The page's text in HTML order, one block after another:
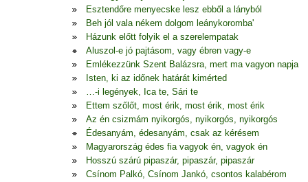
Esztendőre menyecske lesz ebből a lányból
Beh jól vala nékem dolgom leánykoromba'
Házunk előtt folyik el a szerelempatak
Aluszol-e jó pajtásom, vagy ébren vagy-e
Emlékezzünk Szent Balázsra, mert ma vagyon napja
Isten, ki az időnek határát kimérted
…-i legények, Ica te, Sári te
Ettem szőlőt, most érik, most érik, most érik
Az én csizmám nyikorgós, nyikorgós, nyikorgós
Édesanyám, édesanyám, csak az kérésem
Magyarország édes fia vagyok én, vagyok én
Hosszú szárú pipaszár, pipaszár, pipaszár
Csínom Palkó, Csínom Jankó, csontos kalabérom